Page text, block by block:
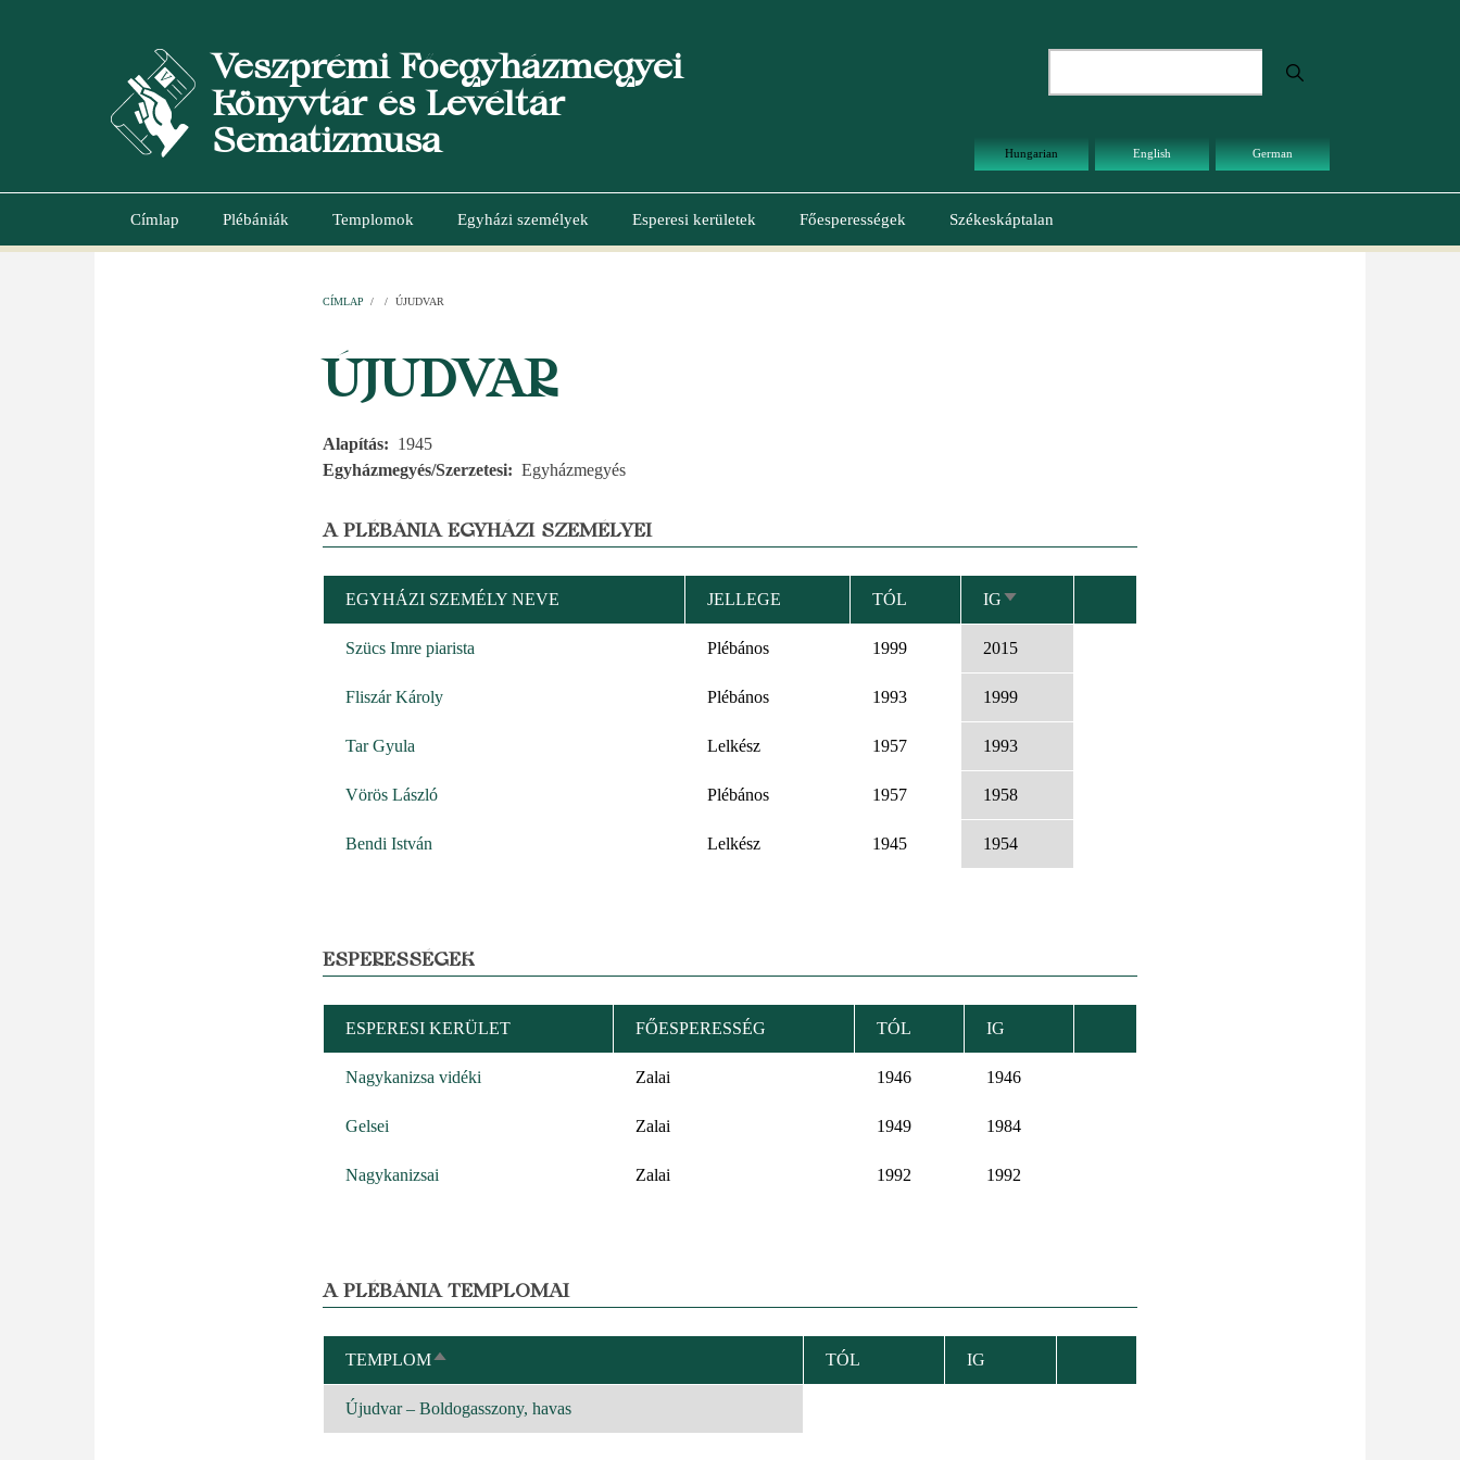
Veszprémi Főegyházmegyei
Könyvtár és Levéltár
Sematizmusa
Hungarian English German
Main
Címlap Plébániák Templomok Egyházi személyek Esperesi kerületek Főesperességek Székeskáptalan
CÍMLAP / / ÚJUDVAR
ÚJUDVAR
Alapítás
1945
Egyházmegyés/Szerzetesi
Egyházmegyés
A PLÉBÁNIA EGYHÁZI SZEMÉLYEI
EGYHÁZI SZEMÉLY NEVE JELLEGE TÓL IGNÖVEKVŐ
RENDEZÉS
Szücs Imre piarista
Plébános 1999 2015
Fliszár Károly Plébános 1993 1999
Tar Gyula Lelkész 1957 1993
Vörös László Plébános 1957 1958
Bendi István Lelkész 1945 1954
ESPERESSÉGEK
ESPERESI KERÜLET FŐESPERESSÉG TÓL IG
Nagykanizsa vidéki Zalai 1946 1946
Gelsei Zalai 1949 1984
Nagykanizsai Zalai 1992 1992
A PLÉBÁNIA TEMPLOMAI
TEMPLOMCSÖKKENŐ
RENDEZÉS
TÓL IG
Újudvar – Boldogasszony, havas